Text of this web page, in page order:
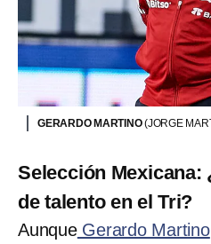
GERARDO MARTINO(JORGE
Selección Mexicana:
de talento en el Tri?
AunqueGerardo Martino